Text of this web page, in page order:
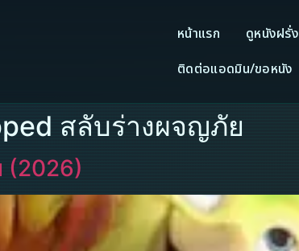
หน้าแรก ดูหนังฝรั่ง
ติดต่อแอดมิน/ขอหนัง
สลับร่างผจญภัย
(2026)